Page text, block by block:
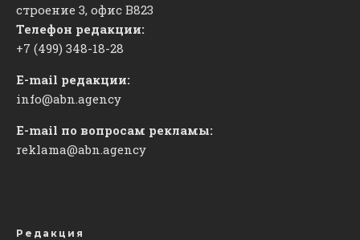
строение 3, офис ​В823
Телефон редакции:
+7 (499) 348-18-28
E-mail редакции:
info@abn.agency
E-mail по вопросам рекламы:
reklama@abn.agency
Редакция